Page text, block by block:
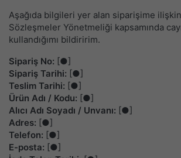
Aşağıda bilgileri yer alan siparişime
Sözleşmeler Yönetmeliği kapsamında
kullandığımı bildiririm.
Sipariş No: [●]
Sipariş Tarihi: [●]
Teslim Tarihi: [●]
Ürün Adı / Kodu: [●]
Alıcı Adı Soyadı / Unvanı: [●]
Adres: [●]
Telefon: [●]
E-posta: [●]